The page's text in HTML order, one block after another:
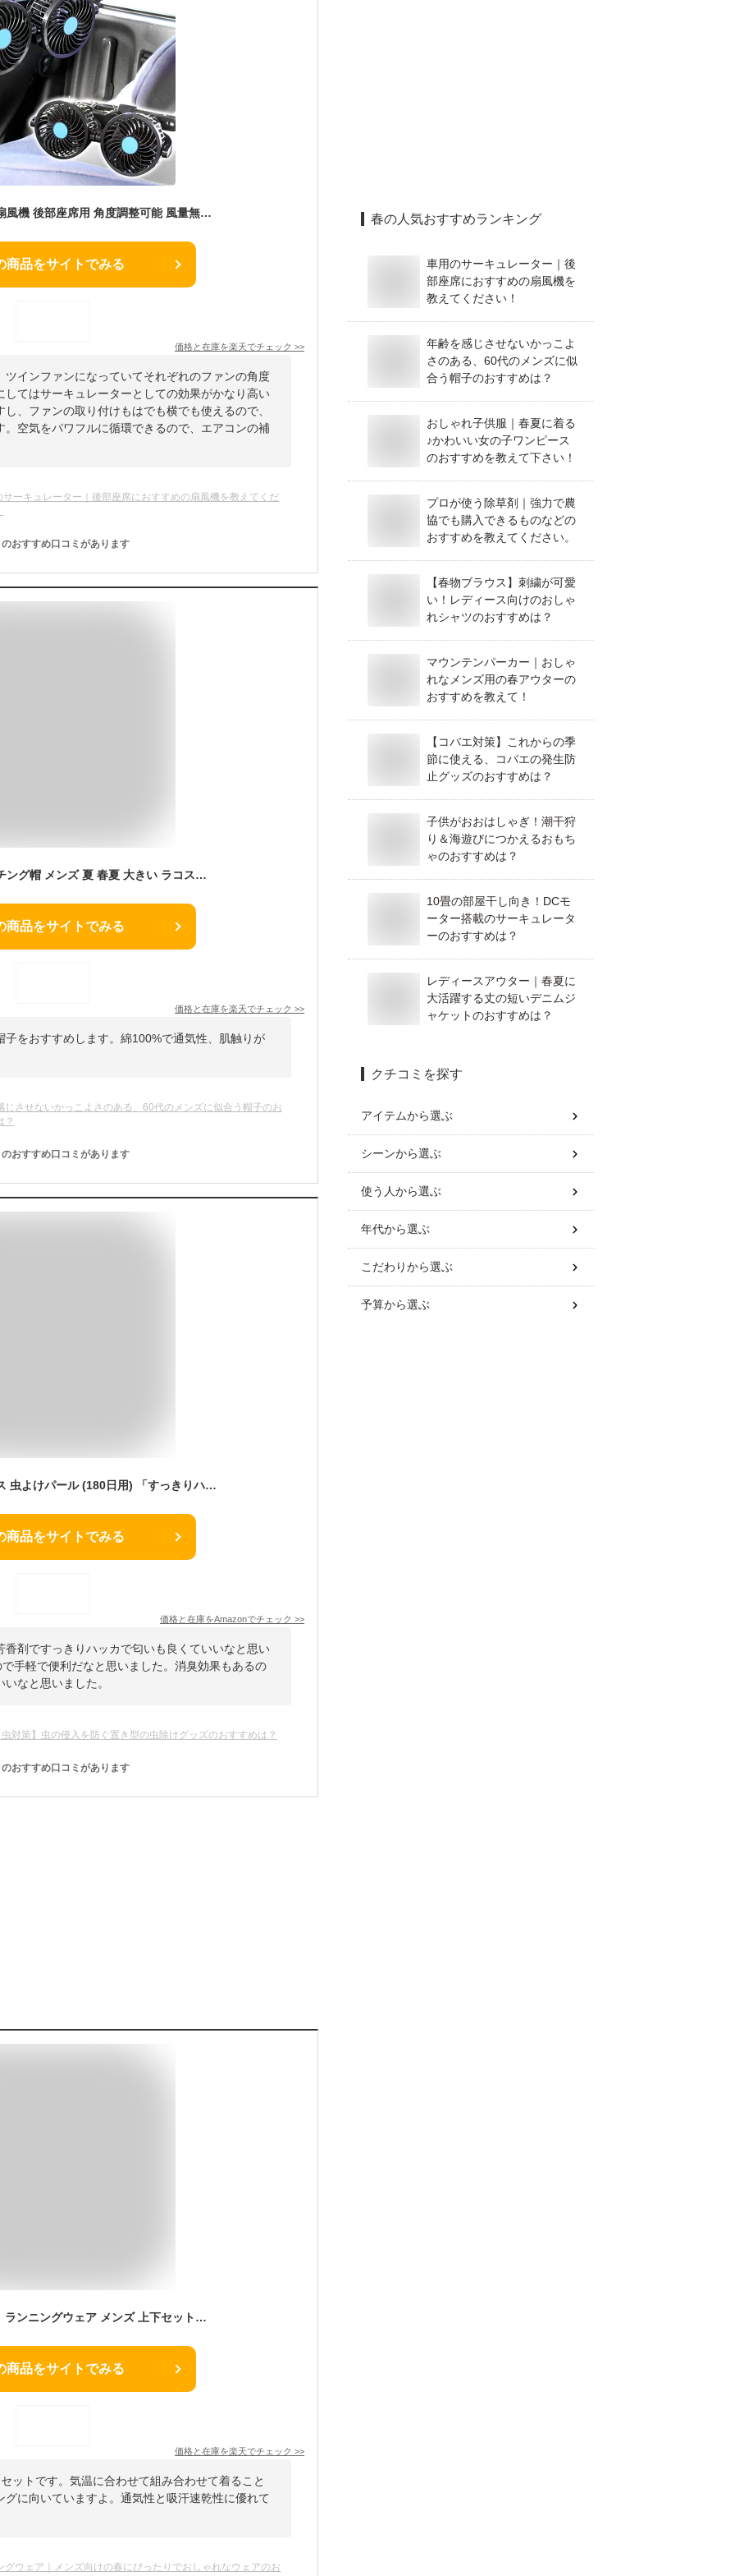
ツインファン 車載用扇風機 後部座席用 角度調整可能 風量無段変速仕様 12V ハイパワー 6.5W カスタム 涼しい ひんやり 熱中症対策 熱さ対策 小型 簡単設置 ブラック 黒 クリップ式 回転 冷暖房 サーキュレーター ファン FJ4718
商品をサイトでみる
価格と在庫を楽天でチェック >>
インファンになっていてそれぞれのファンの角度
てはサーキュレーターとしての効果がかなり高い
、ファンの取り付けもはでも横でも使えるので、
空気をパワフルに循環できるので、エアコンの補
サーキュレーター｜後部座席におすすめの扇風機を教えてくだ
のおすすめ口コミがあります
ハンチング帽子 ハンチング帽 メンズ 夏 春夏 大きい ラコステ ハンチング帽 メンズ 58cm 61cm 大きいサイズ LACOSTE 紳士 帽子 春夏秋冬 L1130【あす楽対応 送料無料】
商品をサイトでみる
価格と在庫を楽天でチェック >>
をおすすめします。綿100%で通気性、肌触りが
じさせないかっこよさのある、60代のメンズに似合う帽子のお
？
のおすすめ口コミがあります
マモルーム エッセンス 虫よけパール (180日用) 「すっきりハッカ」 置くだけ 虫よけ消臭芳香剤 ポッド (アース製薬)
商品をサイトでみる
価格と在庫をAmazonでチェック >>
剤ですっきりハッカで匂いも良くていいなと思い
手軽で便利だなと思いました。消臭効果もあるの
なと思いました。
対策】虫の侵入を防ぐ置き型の虫除けグッズのおすすめは？
のおすすめ口コミがあります
【ナイキ 4点 セット】ランニングウェア メンズ 上下セット半袖 パンツ タイツ ソックス 初心者 コーデ スポーツ ブランド ジョギング ウォーキング ランニング ジム トレーニング マラソン 春 夏 秋 冬 プレゼント 男性 おしゃれ 吸汗速乾 送料無料 あす楽 父の日 運動 福袋
商品をサイトでみる
価格と在庫を楽天でチェック >>
ットです。気温に合わせて組み合わせて着ること
に向いていますよ。通気性と吸汗速乾性に優れて
グウェア｜メンズ向けの春にぴったりでおしゃれなウェアのお
春の人気おすすめランキング
車用のサーキュレーター｜後
部座席におすすめの扇風機を
教えてください！
年齢を感じさせないかっこよ
さのある、60代のメンズに似
合う帽子のおすすめは？
おしゃれ子供服｜春夏に着る
♪かわいい女の子ワンピース
のおすすめを教えて下さい！
プロが使う除草剤｜強力で農
協でも購入できるものなどの
おすすめを教えてください。
【春物ブラウス】刺繍が可愛
い！レディース向けのおしゃ
れシャツのおすすめは？
マウンテンパーカー｜おしゃ
れなメンズ用の春アウターの
おすすめを教えて！
【コバエ対策】これからの季
節に使える、コバエの発生防
止グッズのおすすめは？
子供がおおはしゃぎ！潮干狩
り＆海遊びにつかえるおもち
ゃのおすすめは？
10畳の部屋干し向き！DCモ
ーター搭載のサーキュレータ
ーのおすすめは？
レディースアウター｜春夏に
大活躍する丈の短いデニムジ
ャケットのおすすめは？
クチコミを探す
アイテムから選ぶ
シーンから選ぶ
使う人から選ぶ
年代から選ぶ
こだわりから選ぶ
予算から選ぶ